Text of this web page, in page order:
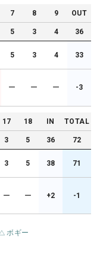
7 8 9 OUT
5 3 4 36
5 3 4 33
ー ー ー -3
17 18 IN TOTAL
3 5 36 72
3 5 38 71
ー ー +2 -1
ボギー